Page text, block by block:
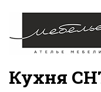
Кухня